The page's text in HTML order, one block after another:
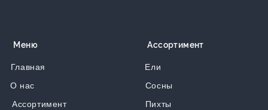
Главная
Меню
О нас
Ассортимент
Ели
Ассортимент
Сосны
Пихты